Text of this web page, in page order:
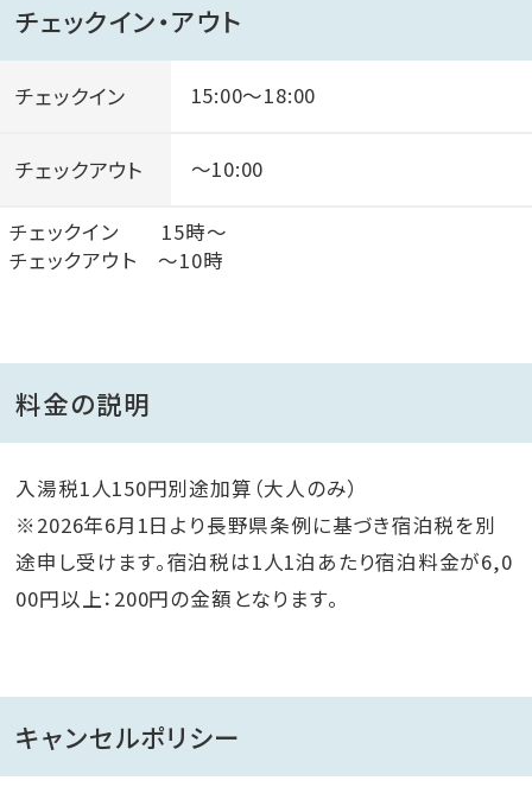
チェックイン・アウト
チェックイン 15:00～18:00
チェックアウト ～10:00
チェックイン 15時～
チェックアウト ～10時
料金の説明
入湯税1人150円別途加算（大人のみ）
※2026年6月1日より長野県条例に基づき宿泊税を別
途申し受けます。宿泊税は1人1泊あたり宿泊料金が6,0
00円以上：200円の金額となります。
キャンセルポリシー